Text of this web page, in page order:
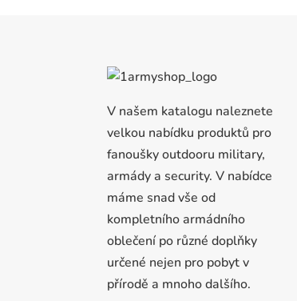
V našem katalogu naleznete
velkou nabídku produktů pro
fanoušky outdooru military,
armády a security. V nabídce
máme snad vše od
kompletního armádního
oblečení po různé doplňky
určené nejen pro pobyt v
přírodě a mnoho dalšího.